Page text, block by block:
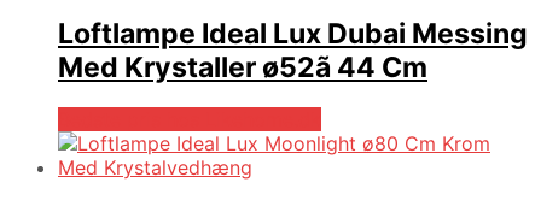
Loftlampe Ideal Lux Dubai Messing
Med Krystaller ø52ã 44 Cm